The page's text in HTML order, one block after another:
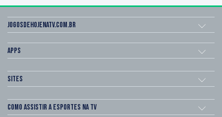
Jogosdehojenatv.com.br
Apps
Sites
Como assistir a esportes na TV